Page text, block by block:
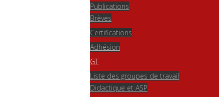
Publications
Brèves
Certifications
Adhésion
GT
Liste des groupes de travail
Didactique et ASP